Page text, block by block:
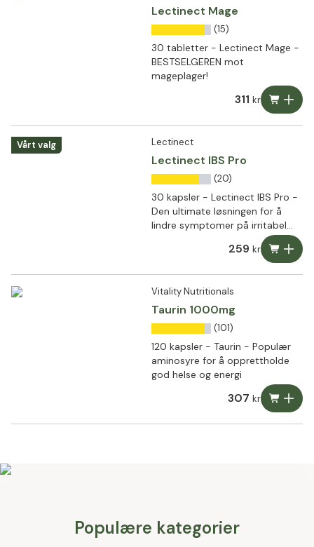
Lectinect Mage
(15)
30 tabletter - Lectinect Mage -
BESTSELGEREN mot
mageplager!
311 kr
Vårt valg Lectinect
Lectinect IBS Pro
(20)
30 kapsler - Lectinect IBS Pro -
Den ultimate løsningen for å
lindre symptomer på irritabel
259 kr
Vitality Nutritionals
Taurin 1000mg
(101)
120 kapsler - Taurin - Populær
aminosyre for å opprettholde
god helse og energi
307 kr
Populære kategorier